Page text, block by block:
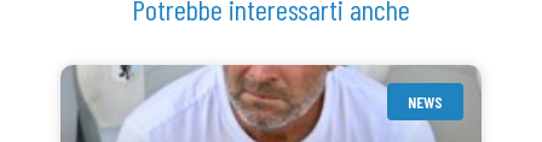
Potrebbe interessarti anche
NEWS